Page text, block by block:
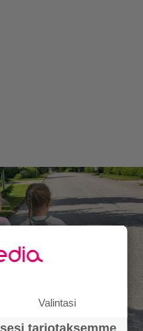
Valintasi
tarjotaksemme